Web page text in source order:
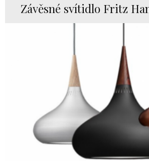
Závěsné svítidlo Fritz